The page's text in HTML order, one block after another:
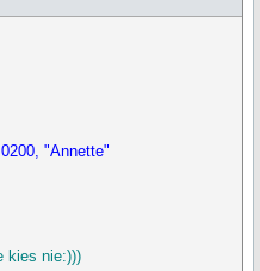
"Annette"
kies nie:)))